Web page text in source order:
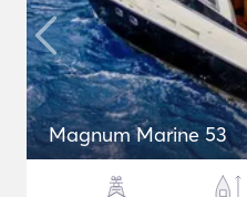
Magnum Marine 53